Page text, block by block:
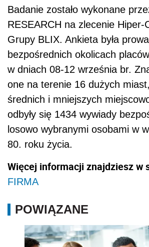
Badanie zostało wykonane
RESEARCH na zlecenie Hiper-
Grupy BLIX. Ankieta była
bezpośrednich okolicach
w dniach 08-12 września br.
one na terenie 16 dużych
średnich i mniejszych
odbyły się 1434 wywiady
losowo wybranymi osobami w
80. roku życia.
Więcej informacji znajdziesz w
FIRMA
POWIĄZANE